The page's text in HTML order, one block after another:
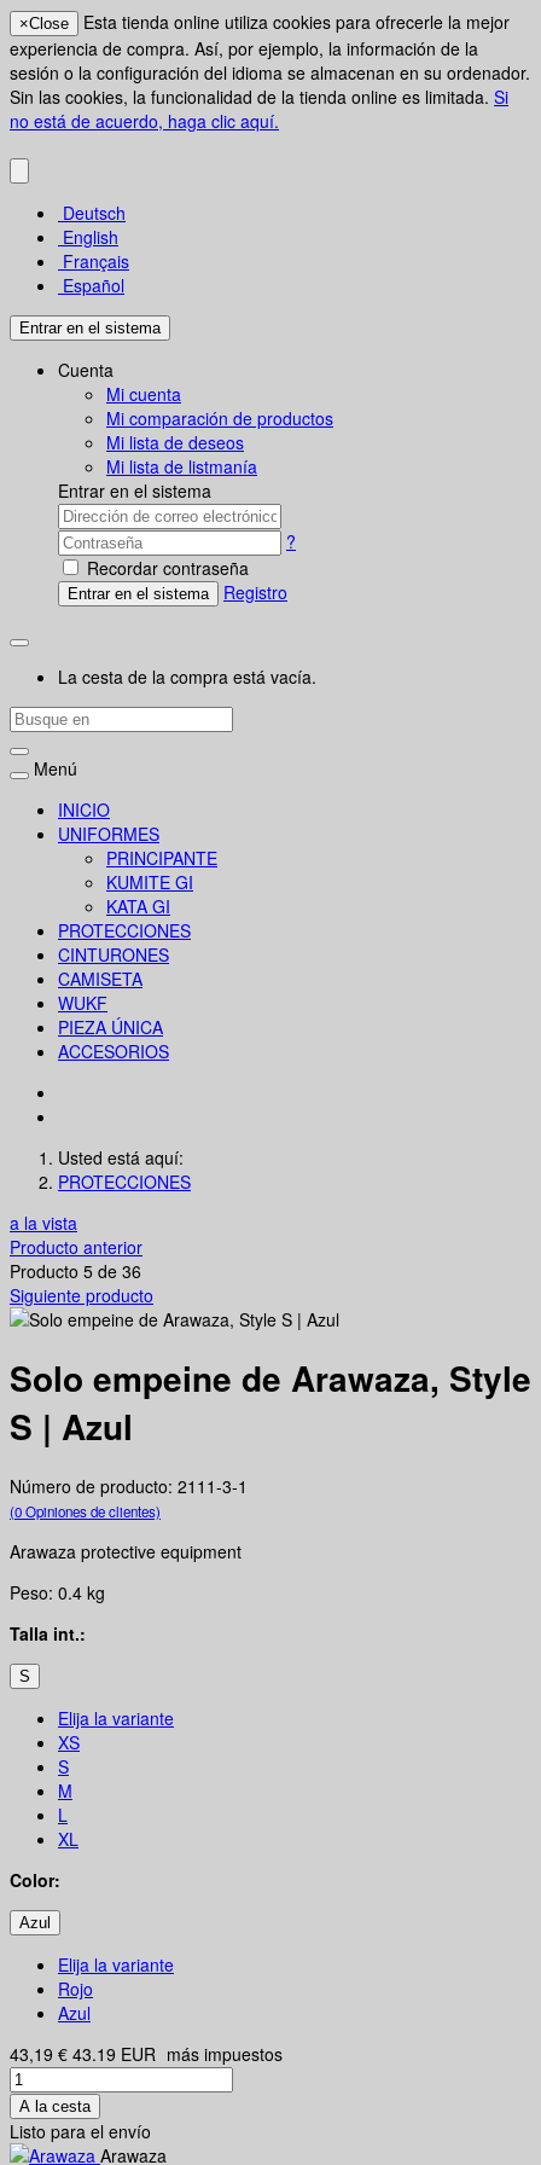
×Close
Esta tienda online utiliza cookies para ofrecerle la mejor
experiencia de compra. Así, por ejemplo, la información de la
sesión o la configuración del idioma se almacenan en su ordenador.
Sin las cookies, la funcionalidad de la tienda online es limitada. Si
no está de acuerdo, haga clic aquí.
Deutsch
English
Français
Español
Entrar en el sistema
Cuenta
Mi cuenta
Mi comparación de productos
Mi lista de deseos
Mi lista de listmanía
Entrar en el sistema
?
Recordar contraseña
Entrar en el sistema Registro
La cesta de la compra está vacía.
Menú
INICIO
UNIFORMES
PRINCIPANTE
KUMITE GI
KATA GI
PROTECCIONES
CINTURONES
CAMISETA
WUKF
PIEZA ÚNICA
ACCESORIOS
Usted está aquí:
PROTECCIONES
a la vista
Producto anterior
Producto 5 de 36
Siguiente producto
Solo empeine de Arawaza, Style
S | Azul
Número de producto: 2111-3-1
(0 Opiniones de clientes)
Arawaza protective equipment
Peso: 0.4 kg
Talla int.:
S
Elija la variante
XS
S
M
L
XL
Color:
Azul
Elija la variante
Rojo
Azul
43,19 € 43.19 EUR más impuestos
A la cesta
Listo para el envío
Arawaza